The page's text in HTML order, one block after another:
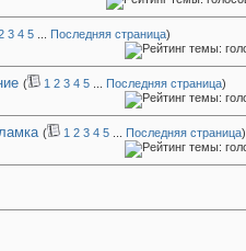
3 4 5 Последняя страница)
( 1 2 3 4 5 Последняя страница)
( 1 2 3 4 5 Последняя страница)